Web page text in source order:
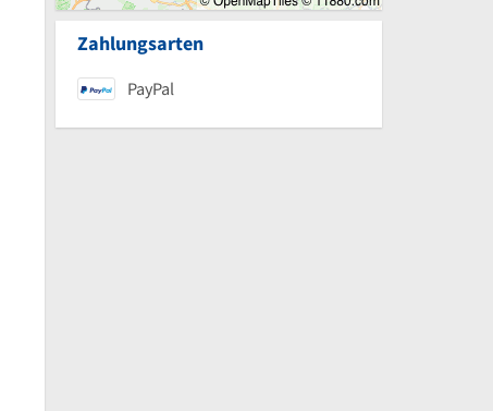
Zahlungsarten
PayPal